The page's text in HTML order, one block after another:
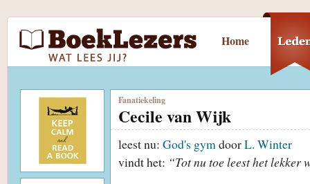
Home
Fanatiekeling
Cecile van Wijk
leest nu: God's gymdoorL. Winter
vindt het: “Tot nu toe leest het lekker